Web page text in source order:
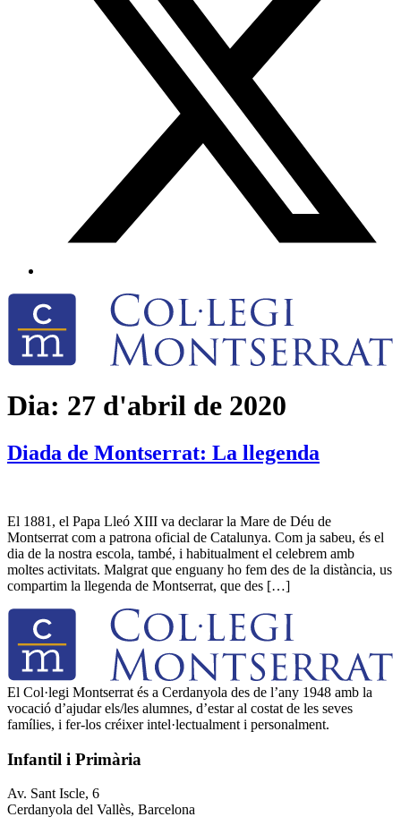
Dia: 27 d'abril de 2020
Diada de Montserrat: La llegenda
El 1881, el Papa Lleó XIII va declarar la Mare de Déu de
Montserrat com a patrona oficial de Catalunya. Com ja sabeu, és el
dia de la nostra escola, també, i habitualment el celebrem amb
moltes activitats. Malgrat que enguany ho fem des de la distància, us
compartim la llegenda de Montserrat, que des […]
El Col·legi Montserrat és a Cerdanyola des de l’any 1948 amb la
vocació d’ajudar els/les alumnes, d’estar al costat de les seves
famílies, i fer-los créixer intel·lectualment i personalment.
Infantil i Primària
Av. Sant Iscle, 6
Cerdanyola del Vallès, Barcelona